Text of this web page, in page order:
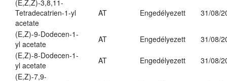
(E,Z,Z)-3,8,11-
Tetradecatrien-1-yl
acetate
AT Engedélyezett 31/08/
(E,Z)-9-Dodecen-1-
yl acetate
AT Engedélyezett
31/08/
(E,Z)-8-Dodecen-1-
yl acetate
AT Engedélyezett
31/08/
(E,Z)-7,9-